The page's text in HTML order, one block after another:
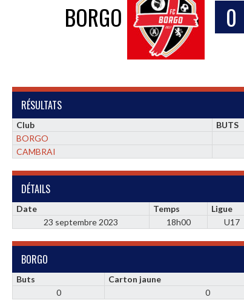
BORGO 0
RÉSULTATS
Club BUTS
BORGO
CAMBRAI
DÉTAILS
Date Temps Ligue
23 septembre 2023
18h00 U17
BORGO
Buts Carton jaune
0
0